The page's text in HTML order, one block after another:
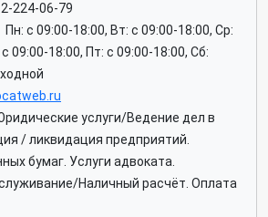
224-06-79
Пн: c 09:00-18:00, Вт: c 09:00-18:00, Ср:
09:00-18:00, Пт: c 09:00-18:00, Сб:
услуги/Ведение дел в
/ ликвидация предприятий.
бумаг. Услуги адвоката.
Наличный расчёт. Оплата